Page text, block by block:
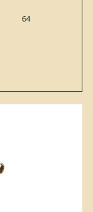
64